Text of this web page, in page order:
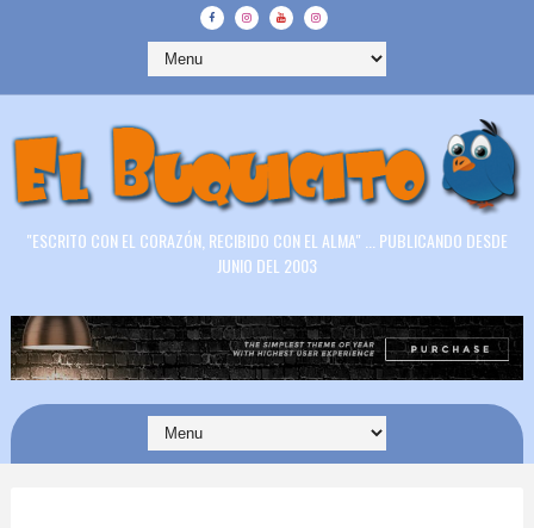
"ESCRITO CON EL CORAZÓN, RECIBIDO CON EL ALMA" ... PUBLICANDO DESDE
JUNIO DEL 2003